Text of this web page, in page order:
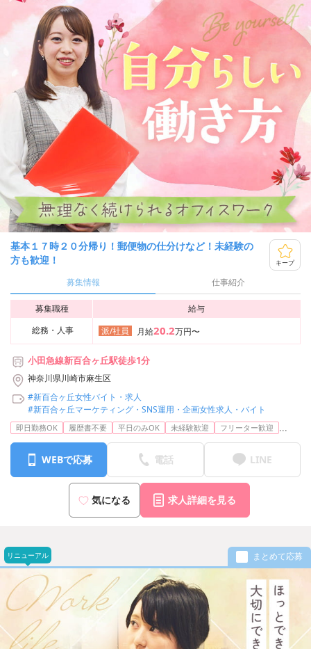
基本１７時２０分帰り！郵便物の仕分けなど！未経験の
方も歓迎！
キープ
募集情報 仕事紹介
募集職種
給与
総務・人事
派/社員 月給20.2万円〜
小田急線新百合ヶ丘駅徒歩1分
神奈川県川崎市麻生区
#新百合ヶ丘女性バイト・求人
#新百合ヶ丘マーケティング・SNS運用・企画女性求人・バイト
即日勤務OK 履歴書不要 平日のみOK 未経験歓迎 フリーター歓迎 ...
WEBで応募 電話 LINE
気になる 求人詳細を見る
リニューアル まとめて応募